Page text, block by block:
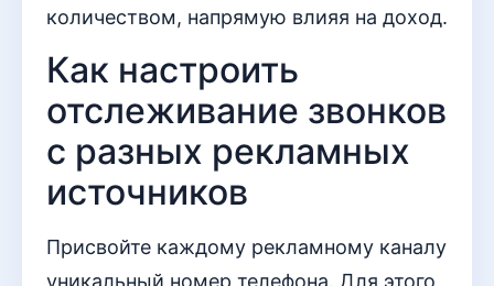
количеством, напрямую влияя на доход.
Как настроить
отслеживание звонков
с разных рекламных
источников
Присвойте каждому рекламному каналу
уникальный номер телефона. Для этого